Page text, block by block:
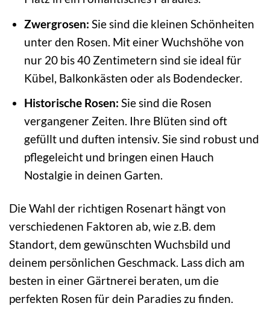
Zwergrosen: Sie sind die kleinen Schönheiten
unter den Rosen. Mit einer Wuchshöhe von
nur 20 bis 40 Zentimetern sind sie ideal für
Kübel, Balkonkästen oder als Bodendecker.
Historische Rosen: Sie sind die Rosen
vergangener Zeiten. Ihre Blüten sind oft
gefüllt und duften intensiv. Sie sind robust und
pflegeleicht und bringen einen Hauch
Nostalgie in deinen Garten.
Die Wahl der richtigen Rosenart hängt von
verschiedenen Faktoren ab, wie z.B. dem
Standort, dem gewünschten Wuchsbild und
deinem persönlichen Geschmack. Lass dich am
besten in einer Gärtnerei beraten, um die
perfekten Rosen für dein Paradies zu finden.